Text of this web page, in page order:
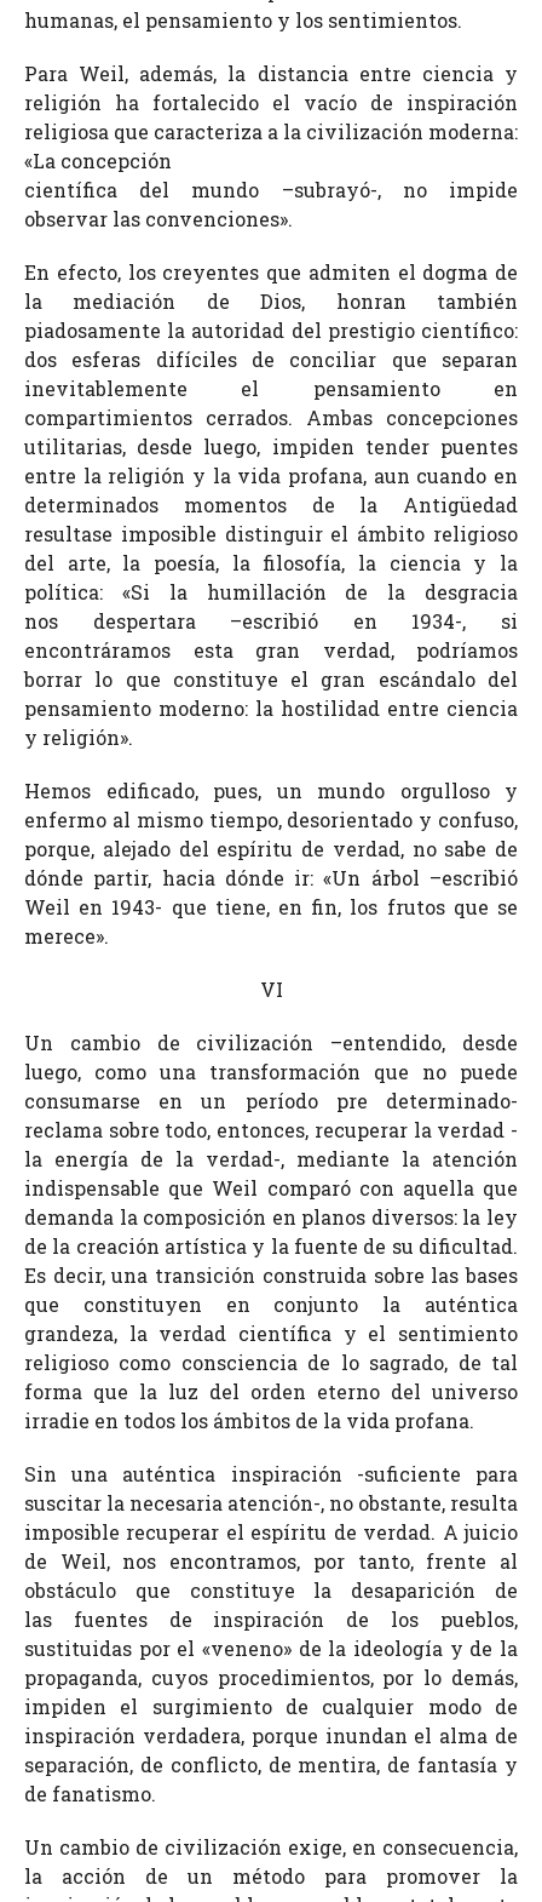
humanas, el pensamiento y los sentimientos.
Para Weil, además, la distancia entre ciencia y
religión ha fortalecido el vacío de inspiración
religiosa que caracteriza a la civilización moderna:
«La concepción
científica del mundo –subrayó-, no impide
observar las convenciones».
En efecto, los creyentes que admiten el dogma de
la mediación de Dios, honran también
piadosamente la autoridad del prestigio científico:
dos esferas difíciles de conciliar que separan
inevitablemente el pensamiento en
compartimientos cerrados. Ambas concepciones
utilitarias, desde luego, impiden tender puentes
entre la religión y la vida profana, aun cuando en
determinados momentos de la Antigüedad
resultase imposible distinguir el ámbito religioso
del arte, la poesía, la filosofía, la ciencia y la
política: «Si la humillación de la desgracia
nos despertara –escribió en 1934-, si
encontráramos esta gran verdad, podríamos
borrar lo que constituye el gran escándalo del
pensamiento moderno: la hostilidad entre ciencia
y religión».
Hemos edificado, pues, un mundo orgulloso y
enfermo al mismo tiempo, desorientado y confuso,
porque, alejado del espíritu de verdad, no sabe de
dónde partir, hacia dónde ir: «Un árbol –escribió
Weil en 1943- que tiene, en fin, los frutos que se
merece».
VI
Un cambio de civilización –entendido, desde
luego, como una transformación que no puede
consumarse en un período pre determinado-
reclama sobre todo, entonces, recuperar la verdad -
la energía de la verdad-, mediante la atención
indispensable que Weil comparó con aquella que
demanda la composición en planos diversos: la ley
de la creación artística y la fuente de su dificultad.
Es decir, una transición construida sobre las bases
que constituyen en conjunto la auténtica
grandeza, la verdad científica y el sentimiento
religioso como consciencia de lo sagrado, de tal
forma que la luz del orden eterno del universo
irradie en todos los ámbitos de la vida profana.
Sin una auténtica inspiración -suficiente para
suscitar la necesaria atención-, no obstante, resulta
imposible recuperar el espíritu de verdad. A juicio
de Weil, nos encontramos, por tanto, frente al
obstáculo que constituye la desaparición de
las fuentes de inspiración de los pueblos,
sustituidas por el «veneno» de la ideología y de la
propaganda, cuyos procedimientos, por lo demás,
impiden el surgimiento de cualquier modo de
inspiración verdadera, porque inundan el alma de
separación, de conflicto, de mentira, de fantasía y
de fanatismo.
Un cambio de civilización exige, en consecuencia,
la acción de un método para promover la